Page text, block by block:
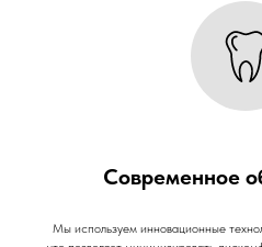
Современное
Мы используем инновационные